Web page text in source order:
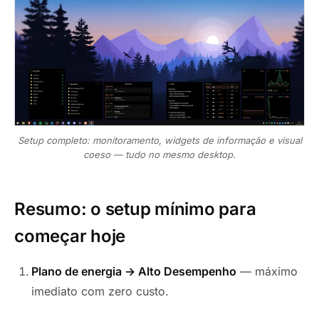
Setup completo: monitoramento, widgets de informação e visual
coeso — tudo no mesmo desktop.
Resumo: o setup mínimo para
começar hoje
Plano de energia → Alto Desempenho — máximo
imediato com zero custo.